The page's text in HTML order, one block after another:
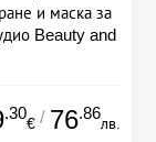
и маска за
Beauty and
.30
€ / 76.86
лв.